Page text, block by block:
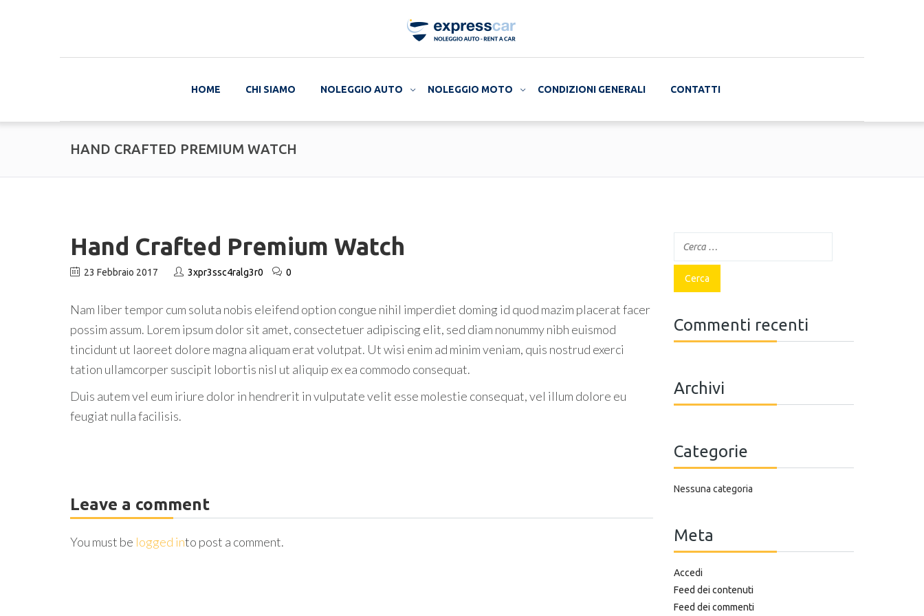
HOME CHI SIAMO NOLEGGIO AUTO NOLEGGIO MOTO CONDIZIONI GENERALI CONTATTI
HAND CRAFTED PREMIUM WATCH
Hand Crafted Premium Watch
23 Febbraio 2017 3xpr3ssc4ralg3r0 0
Nam liber tempor cum soluta nobis eleifend option congue nihil imperdiet doming id quod mazim placerat facer
possim assum. Lorem ipsum dolor sit amet, consectetuer adipiscing elit, sed diam nonummy nibh euismod
tincidunt ut laoreet dolore magna aliquam erat volutpat. Ut wisi enim ad minim veniam, quis nostrud exerci
tation ullamcorper suscipit lobortis nisl ut aliquip ex ea commodo consequat.
Duis autem vel eum iriure dolor in hendrerit in vulputate velit esse molestie consequat, vel illum dolore eu
feugiat nulla facilisis.
Leave a comment
You must be logged into post a comment.
Commenti recenti
Archivi
Categorie
Nessuna categoria
Meta
Accedi
Feed dei contenuti
Feed dei commenti